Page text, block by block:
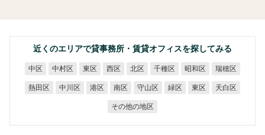
近くのエリアで貸事務所・賃貸オフィスを探してみる
中区 中村区 東区 西区 北区 千種区 昭和区 瑞穂区
熱田区 中川区 港区 南区 守山区 緑区 東区 天白区
その他の地区